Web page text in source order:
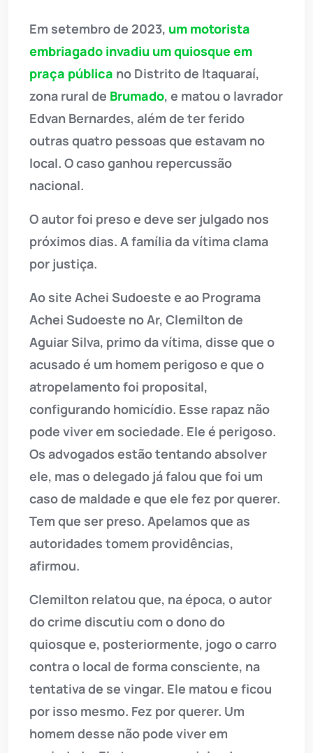
Em setembro de 2023, um motorista
embriagado invadiu um quiosque em
praça pública no Distrito de Itaquaraí,
zona rural de Brumado, e matou o lavrador
Edvan Bernardes, além de ter ferido
outras quatro pessoas que estavam no
local. O caso ganhou repercussão
nacional.
O autor foi preso e deve ser julgado nos
próximos dias. A família da vítima clama
por justiça.
Ao site Achei Sudoeste e ao Programa
Achei Sudoeste no Ar, Clemilton de
Aguiar Silva, primo da vítima, disse que o
acusado é um homem perigoso e que o
atropelamento foi proposital,
configurando homicídio. Esse rapaz não
pode viver em sociedade. Ele é perigoso.
Os advogados estão tentando absolver
ele, mas o delegado já falou que foi um
caso de maldade e que ele fez por querer.
Tem que ser preso. Apelamos que as
autoridades tomem providências,
afirmou.
Clemilton relatou que, na época, o autor
do crime discutiu com o dono do
quiosque e, posteriormente, jogo o carro
contra o local de forma consciente, na
tentativa de se vingar. Ele matou e ficou
por isso mesmo. Fez por querer. Um
homem desse não pode viver em